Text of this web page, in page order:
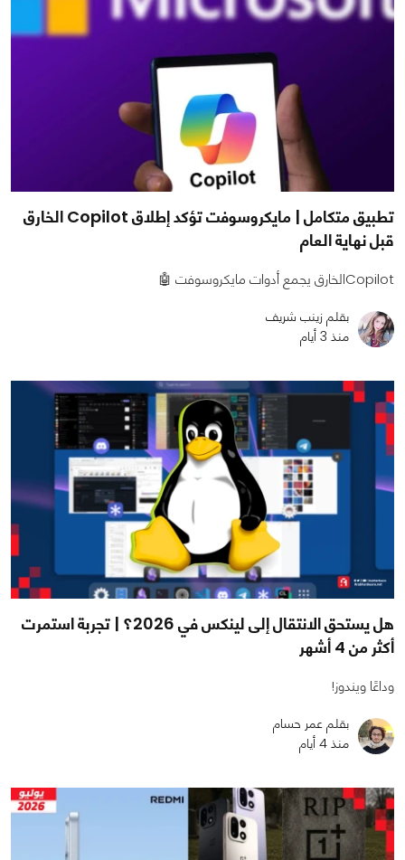
تطبيق متكامل | مايكروسوفت تؤكد إطلاق Copilot الخارق
قبل نهاية العام
Copilotالخارق يجمع أدوات مايكروسوفت 🤖
بقلم زينب شريف
منذ 3 أيام
هل يستحق الانتقال إلى لينكس في 2026؟ | تجربة استمرت
أكثر من 4 أشهر
وداعًا ويندوز!
بقلم عمر حسام
منذ 4 أيام